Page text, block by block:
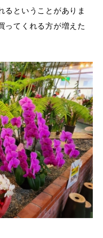
るということがありま
ってくれる方が増えた